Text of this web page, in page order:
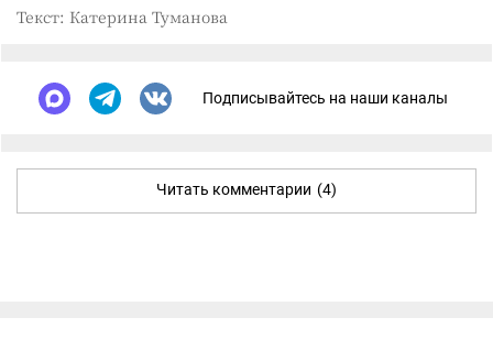
Текст: Катерина Туманова
Подписывайтесь на наши каналы
Читать комментарии (4)